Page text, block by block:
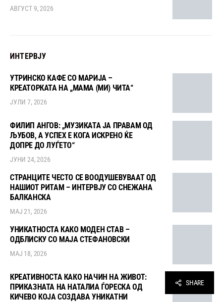
АВГУСТ 9, 2026
ИНТЕРВЈУ
УТРИНСКО КАФЕ СО МАРИЈА –
КРЕАТОРКАТА НА „МАМА (МИ) ЧИТА“
ЈУЛИ 7, 2026
ФИЛИП АНГОВ: „МУЗИКАТА ЈА ПРАВАМ ОД
ЉУБОВ, А УСПЕХ Е КОГА ИСКРЕНО ЌЕ
ДОПРЕ ДО ЛУЃЕТО“
ЈУНИ 24, 2026
СТРАНЦИТЕ ЧЕСТО СЕ ВООДУШЕВУВААТ ОД
НАШИОТ РИТАМ – ИНТЕРВЈУ СО СНЕЖАНА
БАЛКАНСКА
МАЈ 21, 2026
УНИКАТНОСТА КАКО МОДЕН СТАВ –
ОДБЛИСКУ СО МАЈА СТЕФАНОВСКИ
МАЈ 18, 2026
КРЕАТИВНОСТА КАКО НАЧИН НА ЖИВОТ:
ПРИКАЗНАТА НА НАТАЛИА ЃОРЕСКА ОД
КИЧЕВО КОЈА СОЗДАВА УНИКАТНИ
SHARE